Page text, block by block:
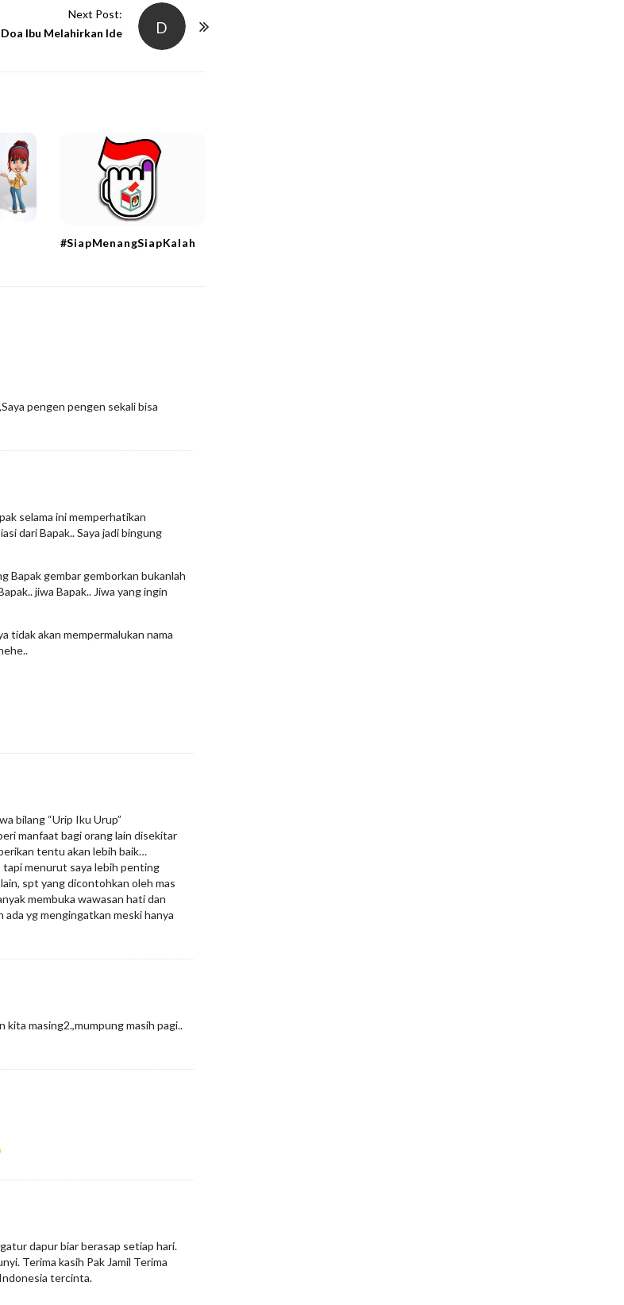
D
Next Post:
Doa Ibu Melahirkan Ide
#SiapMenangSiapKalah
pengen pengen sekali bisa
selama ini memperhatikan
dari Bapak.. Saya jadi bingung
Bapak gembar gemborkan bukanlah
jiwa Bapak.. Jiwa yang ingin
tidak akan mempermalukan nama
bilang “Urip Iku Urup”
manfaat bagi orang lain disekitar
tentu akan lebih baik…
tapi menurut saya lebih penting
spt yang dicontohkan oleh mas
membuka wawasan hati dan
yg mengingatkan meski hanya
kita masing2.,mumpung masih pagi..
dapur biar berasap setiap hari.
Terima kasih Pak Jamil Terima
tercinta.